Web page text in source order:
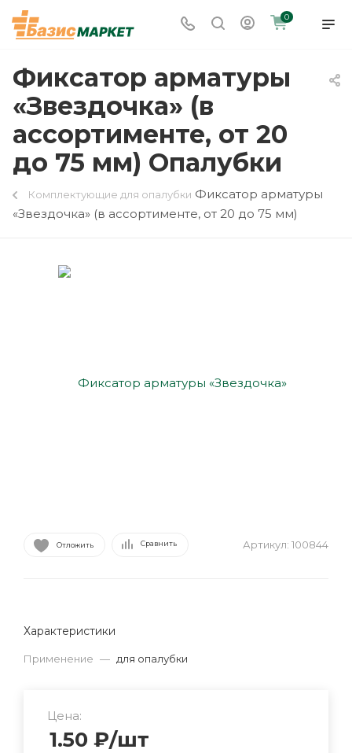
0
Фиксатор арматуры
«Звездочка» (в
ассортименте, от 20
до 75 мм) Опалубки
Комплектующие для опалубки Фиксатор арматуры
«Звездочка» (в ассортименте, от 20 до 75 мм)
Отложить Сравнить Артикул: 100844
Характеристики
Применение — для опалубки
Цена:
1.50 ₽/шт